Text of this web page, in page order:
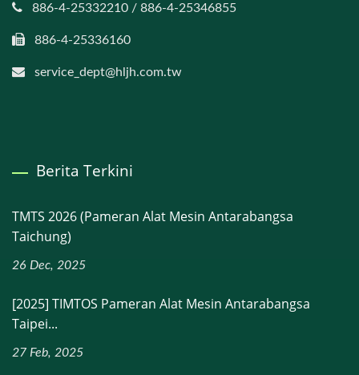
886-4-25332210 / 886-4-25346855
886-4-25336160
service_dept@hljh.com.tw
Berita Terkini
TMTS 2026 (Pameran Alat Mesin Antarabangsa
Taichung)
26 Dec, 2025
[2025] TIMTOS Pameran Alat Mesin Antarabangsa
Taipei...
27 Feb, 2025